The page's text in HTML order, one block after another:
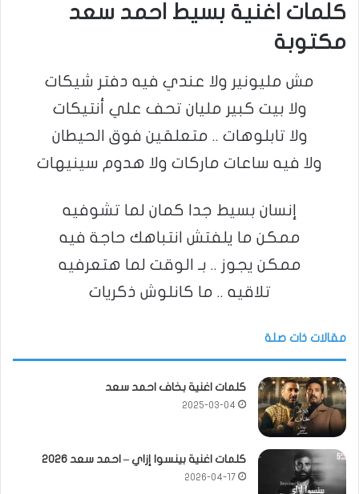
كلمات اغنية بسيط احمد سعد
مكتوبة
مش مليونير ولا عندي فيه دفتر شيكات
ولا بيت كبير مليان تحف علي أنتيكات
ولا تابلوهات .. متعلقين فوق الحيطان
ولا فيه ساعات ماركات ولا هدوم سينيهات
إنسان بسيط جدا كمان لما تشوفيه
ممكن ما يلفتش انتباهك حاجة فيه
ممكن يجوز .. بـ الوقت لما هتعرفيه
تلاقيه .. ما كانلوش ذكريات
مقالات ذات صلة
كلمات اغنية بخاف احمد سعد
2025-03-04
كلمات اغنية بينسوا إزاي – احمد سعد 2026
2026-04-17